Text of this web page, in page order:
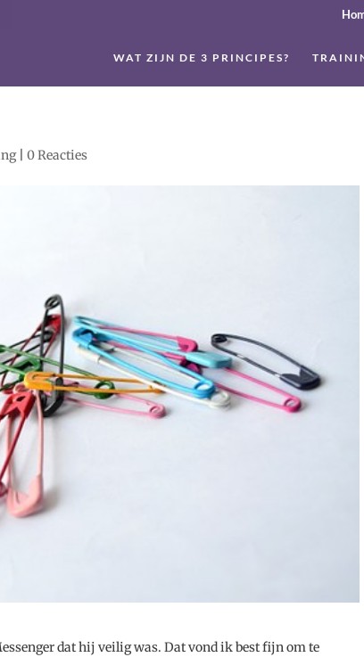
WAT ZIJN DE 3 PRINCIPES?
| 0 Reacties
dat hij veilig was. Dat vond ik best fijn om te